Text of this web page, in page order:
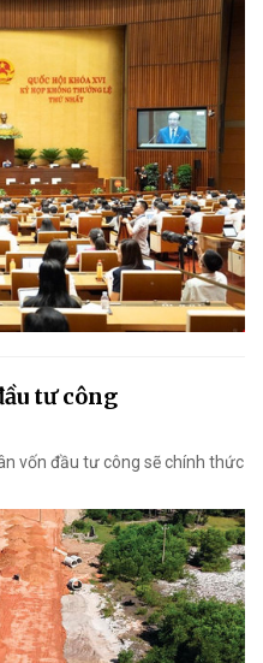
tư công
vốn đầu tư công sẽ chính thức